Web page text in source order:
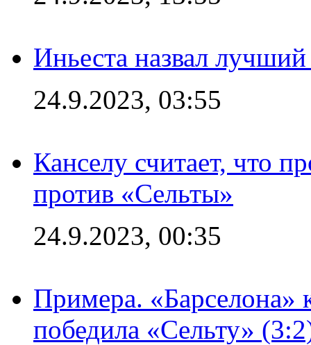
Иньеста назвал
24.9.2023, 03:55
Канселу считает, что
против «Сельты»
24.9.2023, 00:35
Примера. «Барселона»
победила «Сельту»